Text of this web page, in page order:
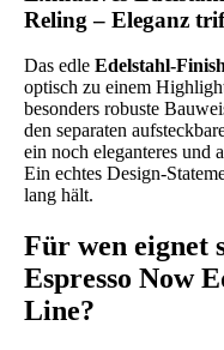
Reling – Eleganz
Das edleEdelstahl-Finish
optisch zu einem
besonders robuste
den separaten
ein noch eleganteres und
Ein echtes Design-
lang hält.
Für wen eignet
Espresso Now
Line?